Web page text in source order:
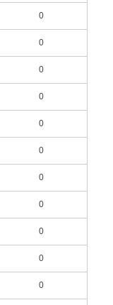
0
0
0
0
0
0
0
0
0
0
0